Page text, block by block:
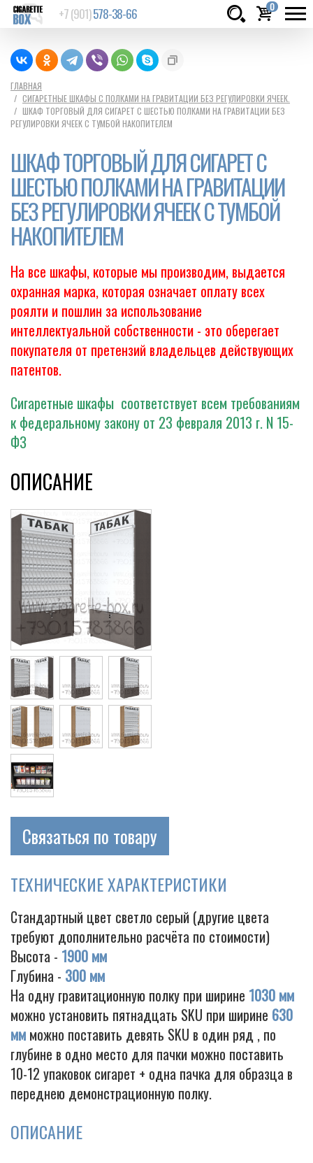
Cigarette
+7 (901)578-38-66 0
руб.
ГЛАВНАЯ
СИГАРЕТНЫЕ ШКАФЫ С ПОЛКАМИ НА ГРАВИТАЦИИ БЕЗ РЕГУЛИРОВКИ ЯЧЕЕК.
ШКАФ ТОРГОВЫЙ ДЛЯ СИГАРЕТ С ШЕСТЬЮ ПОЛКАМИ НА ГРАВИТАЦИИ БЕЗ
РЕГУЛИРОВКИ ЯЧЕЕК С ТУМБОЙ НАКОПИТЕЛЕМ
ШКАФ ТОРГОВЫЙ ДЛЯ СИГАРЕТ С
ШЕСТЬЮ ПОЛКАМИ НА ГРАВИТАЦИИ
БЕЗ РЕГУЛИРОВКИ ЯЧЕЕК С ТУМБОЙ
НАКОПИТЕЛЕМ
На все шкафы, которые мы производим, выдается
охранная марка, которая означает оплату всех
роялти и пошлин за использование
интеллектуальной собственности - это оберегает
покупателя от претензий владельцев действующих
патентов.
Сигаретные шкафы соответствует всем требованиям
к федеральному закону от 23 февраля 2013 г. N 15-
ФЗ
ОПИСАНИЕ
Связаться по товару
ТЕХНИЧЕСКИЕ ХАРАКТЕРИСТИКИ
Стандартный цвет светло серый (другие цвета
требуют дополнительно расчёта по стоимости)
Высота - 1900 мм
Глубина - 300 мм
На одну гравитационную полку при ширине 1030 мм
можно установить пятнадцать SKU при ширине 630
мм можно поставить девять SKU в один ряд , по
глубине в одно место для пачки можно поставить
10-12 упаковок сигарет + одна пачка для образца в
переднею демонстрационную полку.
ОПИСАНИЕ